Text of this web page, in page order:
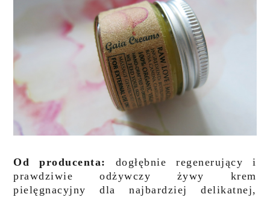
Od producenta:
dogłębnie regenerujący i
prawdziwie odżywczy żywy krem
pielęgnacyjny dla najbardziej delikatnej,